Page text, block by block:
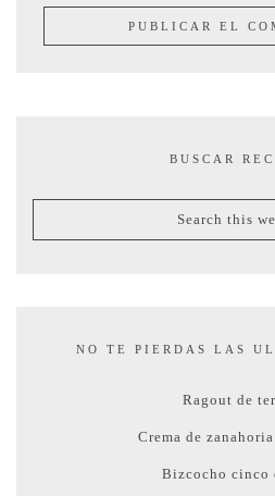
BUSCAR
NO TE PIERDAS LAS
Ragout de
Crema de
Bizcocho cinco